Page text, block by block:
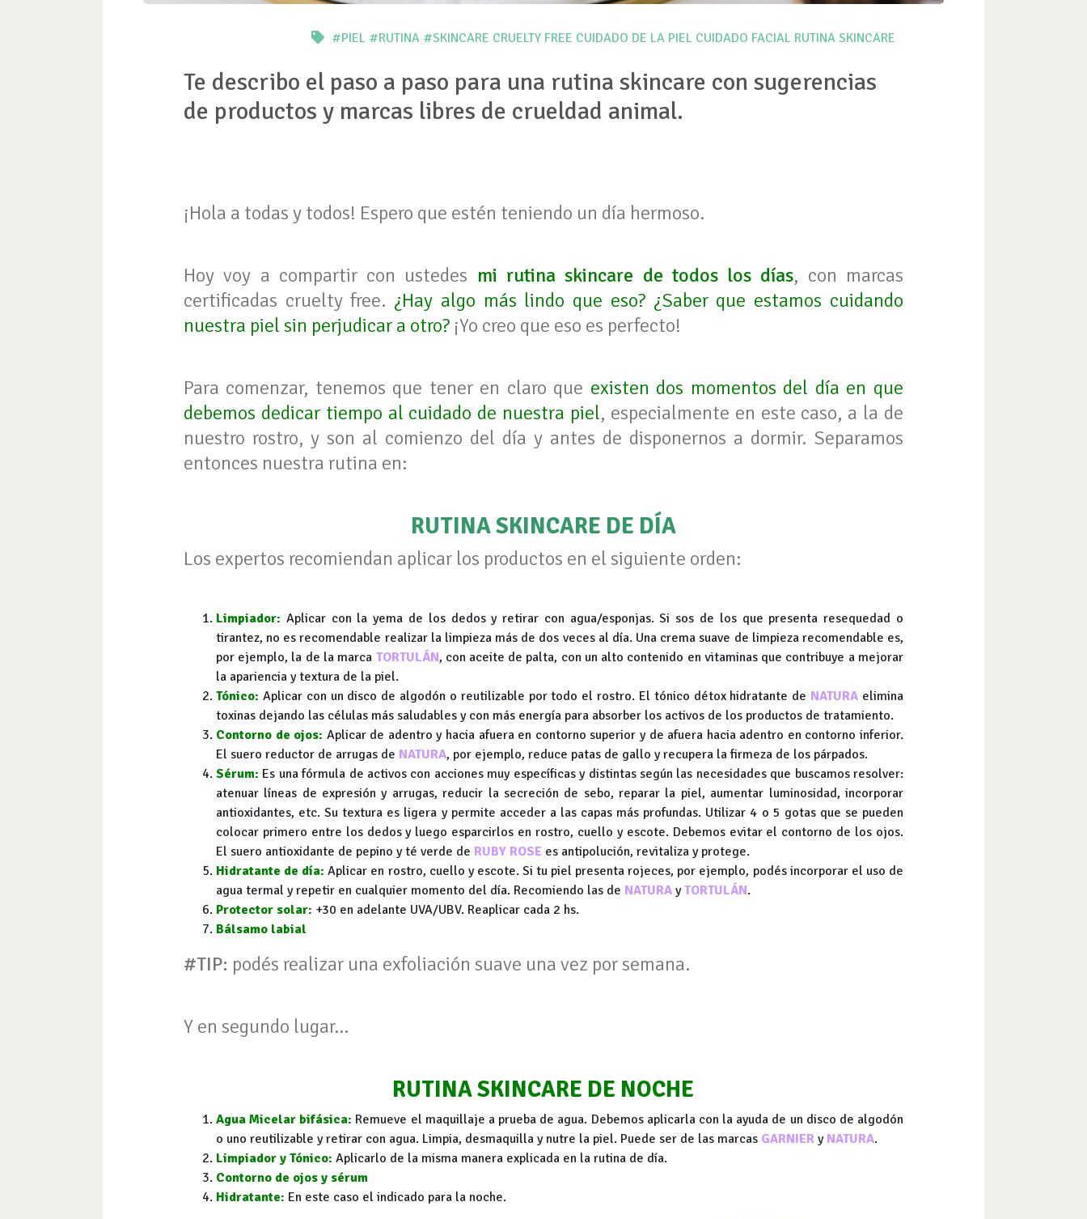
#PIEL #RUTINA #SKINCARE CRUELTY FREE CUIDADO DE LA PIEL CUIDADO FACIAL RUTINA SKINCARE
Te describo el paso a paso para una rutina skincare con sugerencias
de productos y marcas libres de crueldad animal.
¡Hola a todas y todos! Espero que estén teniendo un día hermoso.
Hoy voy a compartir con ustedes mi rutina skincare de todos los días, con marcas
certificadas cruelty free. ¿Hay algo más lindo que eso? ¿Saber que estamos cuidando
nuestra piel sin perjudicar a otro? ¡Yo creo que eso es perfecto!
Para comenzar, tenemos que tener en claro que existen dos momentos del día en que
debemos dedicar tiempo al cuidado de nuestra piel, especialmente en este caso, a la de
nuestro rostro, y son al comienzo del día y antes de disponernos a dormir. Separamos
entonces nuestra rutina en:
RUTINA SKINCARE DE DÍA
Los expertos recomiendan aplicar los productos en el siguiente orden:
Limpiador: Aplicar con la yema de los dedos y retirar con agua/esponjas. Si sos de los que presenta resequedad o
tirantez, no es recomendable realizar la limpieza más de dos veces al día. Una crema suave de limpieza recomendable es,
por ejemplo, la de la marca TORTULÁN, con aceite de palta, con un alto contenido en vitaminas que contribuye a mejorar
la apariencia y textura de la piel.
Tónico: Aplicar con un disco de algodón o reutilizable por todo el rostro. El tónico détox hidratante de NATURA elimina
toxinas dejando las células más saludables y con más energía para absorber los activos de los productos de tratamiento.
Contorno de ojos: Aplicar de adentro y hacia afuera en contorno superior y de afuera hacia adentro en contorno inferior.
El suero reductor de arrugas de NATURA, por ejemplo, reduce patas de gallo y recupera la firmeza de los párpados.
Sérum: Es una fórmula de activos con acciones muy específicas y distintas según las necesidades que buscamos resolver:
atenuar líneas de expresión y arrugas, reducir la secreción de sebo, reparar la piel, aumentar luminosidad, incorporar
antioxidantes, etc. Su textura es ligera y permite acceder a las capas más profundas. Utilizar 4 o 5 gotas que se pueden
colocar primero entre los dedos y luego esparcirlos en rostro, cuello y escote. Debemos evitar el contorno de los ojos.
El suero antioxidante de pepino y té verde de RUBY ROSE es antipolución, revitaliza y protege.
Hidratante de día: Aplicar en rostro, cuello y escote. Si tu piel presenta rojeces, por ejemplo, podés incorporar el uso de
agua termal y repetir en cualquier momento del día. Recomiendo las de NATURA yTORTULÁN.
Protector solar: +30 en adelante UVA/UBV. Reaplicar cada 2 hs.
Bálsamo labial
#TIP: podés realizar una exfoliación suave una vez por semana.
Y en segundo lugar...
RUTINA SKINCARE DE NOCHE
Agua Micelar bifásica: Remueve el maquillaje a prueba de agua. Debemos aplicarla con la ayuda de un disco de algodón
o uno reutilizable y retirar con agua. Limpia, desmaquilla y nutre la piel. Puede ser de las marcas GARNIER y NATURA.
Limpiador y Tónico: Aplicarlo de la misma manera explicada en la rutina de día.
Contorno de ojos y sérum
Hidratante: En este caso el indicado para la noche.